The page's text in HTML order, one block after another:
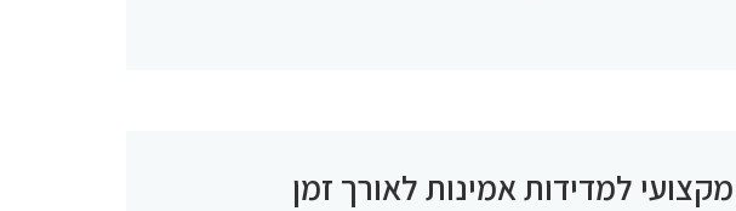
מקצועי למדידות אמינות לאורך זמן